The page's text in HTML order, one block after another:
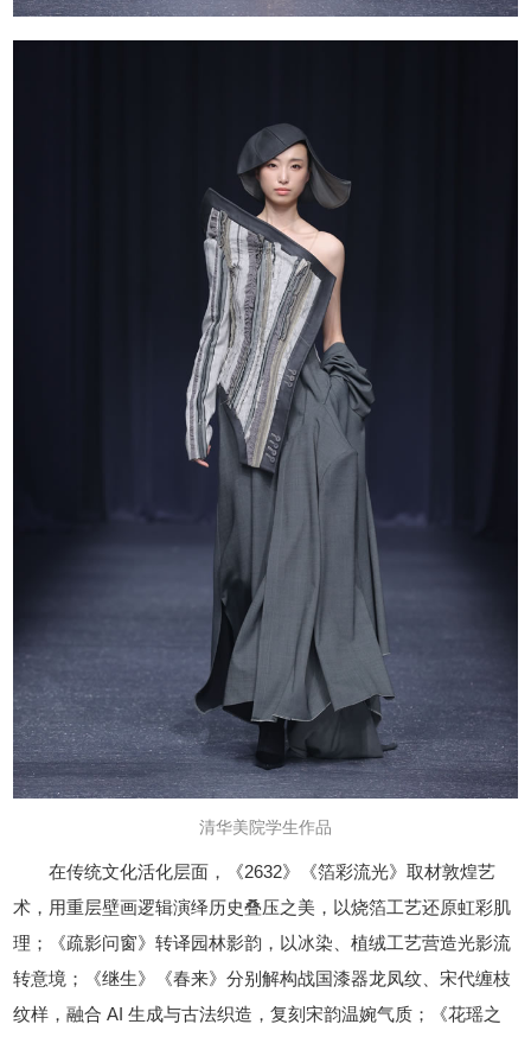
清华美院学生作品
在传统文化活化层面，《2632》《箔彩流光》取材敦煌艺
术，用重层壁画逻辑演绎历史叠压之美，以烧箔工艺还原虹彩肌
理；《疏影问窗》转译园林影韵，以冰染、植绒工艺营造光影流
转意境；《继生》《春来》分别解构战国漆器龙凤纹、宋代缠枝
纹样，融合 AI 生成与古法织造，复刻宋韵温婉气质；《花瑶之